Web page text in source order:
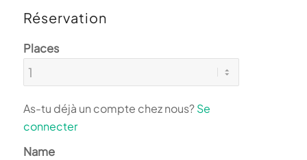
Réservation
Places
As-tu déjà un compte chez nous?Se
connecter
Name